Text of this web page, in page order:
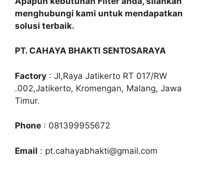
menghubungi kami untuk mendapatkan
solusi terbaik.
PT. CAHAYA BHAKTI SENTOSARAYA
Factory : Jl,Raya Jatikerto RT 017/RW
.002,Jatikerto, Kromengan, Malang, Jawa
Timur.
Phone : 081399955672
Email : pt.cahayabhakti@gmail.com